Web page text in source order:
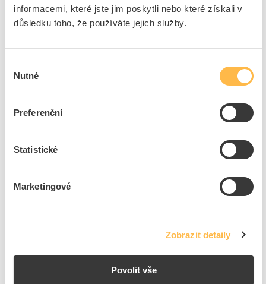
informacemi, které jste jim poskytli nebo které získali v
důsledku toho, že používáte jejich služby.
souhlasu
Nutné
Preferenční
Statistické
Marketingové
Zobrazit detaily
Povolit vše
ks do košíku
do košíku